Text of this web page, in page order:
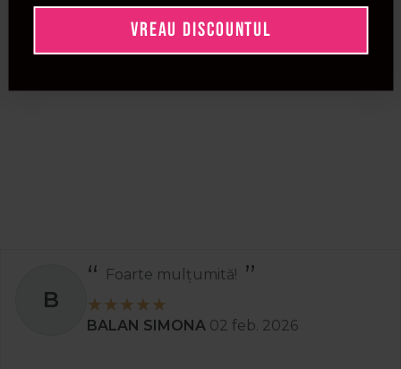
B
Foarte mulțumită!
BALAN SIMONA 02 feb. 2026
VREAU DISCOUNTUL